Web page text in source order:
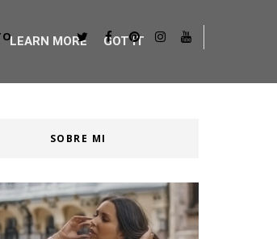
SOBRE MI
LEARN MORE GOT IT